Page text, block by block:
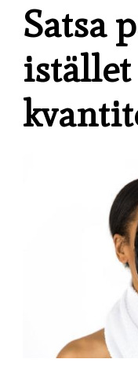
Satsa